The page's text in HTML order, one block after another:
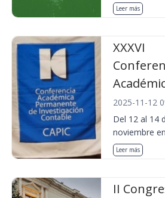
Leer más
XXXVI
2025-11-12
Del 12 al 14
noviembre
Leer más
II